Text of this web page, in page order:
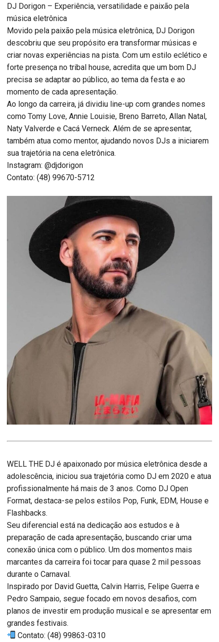
DJ Dorigon – Experiência, versatilidade e paixão pela
música eletrônica
Movido pela paixão pela música eletrônica, DJ Dorigon
descobriu que seu propósito era transformar músicas e
criar novas experiências na pista. Com um estilo eclético e
forte presença no tribal house, acredita que um bom DJ
precisa se adaptar ao público, ao tema da festa e ao
momento de cada apresentação.
Ao longo da carreira, já dividiu line-up com grandes nomes
como Tomy Love, Annie Louisie, Breno Barreto, Allan Natal,
Naty Valverde e Cacá Verneck. Além de se apresentar,
também atua como mentor, ajudando novos DJs a iniciarem
sua trajetória na cena eletrônica.
Instagram: @djdorigon
Contato: (48) 99670-5712
WELL THE DJ é apaixonado por música eletrônica desde a
adolescência, iniciou sua trajetória como DJ em 2020 e atua
profissionalmente há mais de 3 anos. Como DJ Open
Format, destaca-se pelos estilos Pop, Funk, EDM, House e
Flashbacks.
Seu diferencial está na dedicação aos estudos e à
preparação de cada apresentação, buscando criar uma
conexão única com o público. Um dos momentos mais
marcantes da carreira foi tocar para quase 2 mil pessoas
durante o Carnaval.
Inspirado por David Guetta, Calvin Harris, Felipe Guerra e
Pedro Sampaio, segue focado em novos desafios, com
planos de investir em produção musical e se apresentar em
grandes festivais.
Contato: (48) 99863-0310